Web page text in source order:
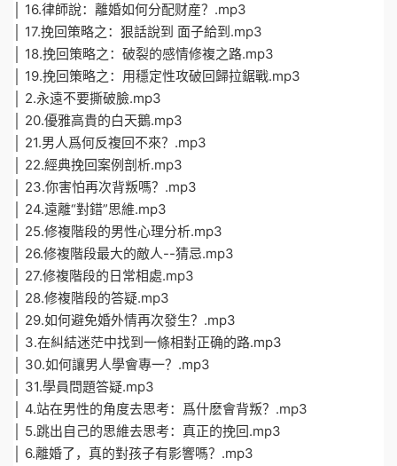
│ 16.律師說：離婚如何分配财産？.mp3
│ 17.挽回策略之：狠話說到 面子給到.mp3
│ 18.挽回策略之：破裂的感情修複之路.mp3
│ 19.挽回策略之：用穩定性攻破回歸拉鋸戰.mp3
│ 2.永遠不要撕破臉.mp3
│ 20.優雅高貴的白天鵝.mp3
│ 21.男人爲何反複回不來？.mp3
│ 22.經典挽回案例剖析.mp3
│ 23.你害怕再次背叛嗎？.mp3
│ 24.遠離“對錯”思維.mp3
│ 25.修複階段的男性心理分析.mp3
│ 26.修複階段最大的敵人--猜忌.mp3
│ 27.修複階段的日常相處.mp3
│ 28.修複階段的答疑.mp3
│ 29.如何避免婚外情再次發生？.mp3
│ 3.在糾結迷茫中找到一條相對正确的路.mp3
│ 30.如何讓男人學會專一？.mp3
│ 31.學員問題答疑.mp3
│ 4.站在男性的角度去思考：爲什麽會背叛？.mp3
│ 5.跳出自己的思維去思考：真正的挽回.mp3
│ 6.離婚了，真的對孩子有影響嗎？.mp3